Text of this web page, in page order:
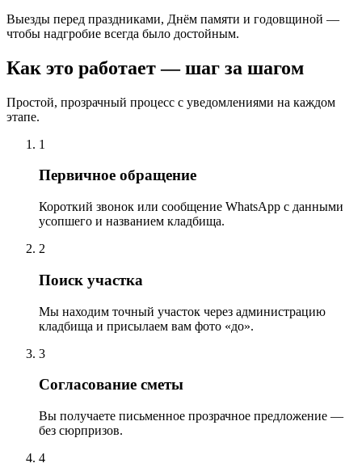
Выезды перед праздниками, Днём памяти и годовщиной —
чтобы надгробие всегда было достойным.
Как это работает — шаг за шагом
Простой, прозрачный процесс с уведомлениями на каждом
этапе.
1
Первичное обращение
Короткий звонок или сообщение WhatsApp с данными
усопшего и названием кладбища.
2
Поиск участка
Мы находим точный участок через администрацию
кладбища и присылаем вам фото «до».
3
Согласование сметы
Вы получаете письменное прозрачное предложение —
без сюрпризов.
4